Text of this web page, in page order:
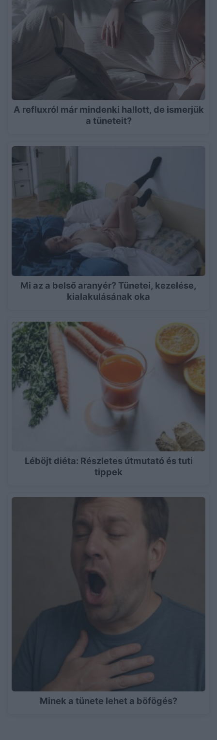
A refluxról már mindenki hallott, de ismerjük
a tüneteit?
Mi az a belső aranyér? Tünetei, kezelése,
kialakulásának oka
Léböjt diéta: Részletes útmutató és tuti
tippek
Minek a tünete lehet a böfögés?